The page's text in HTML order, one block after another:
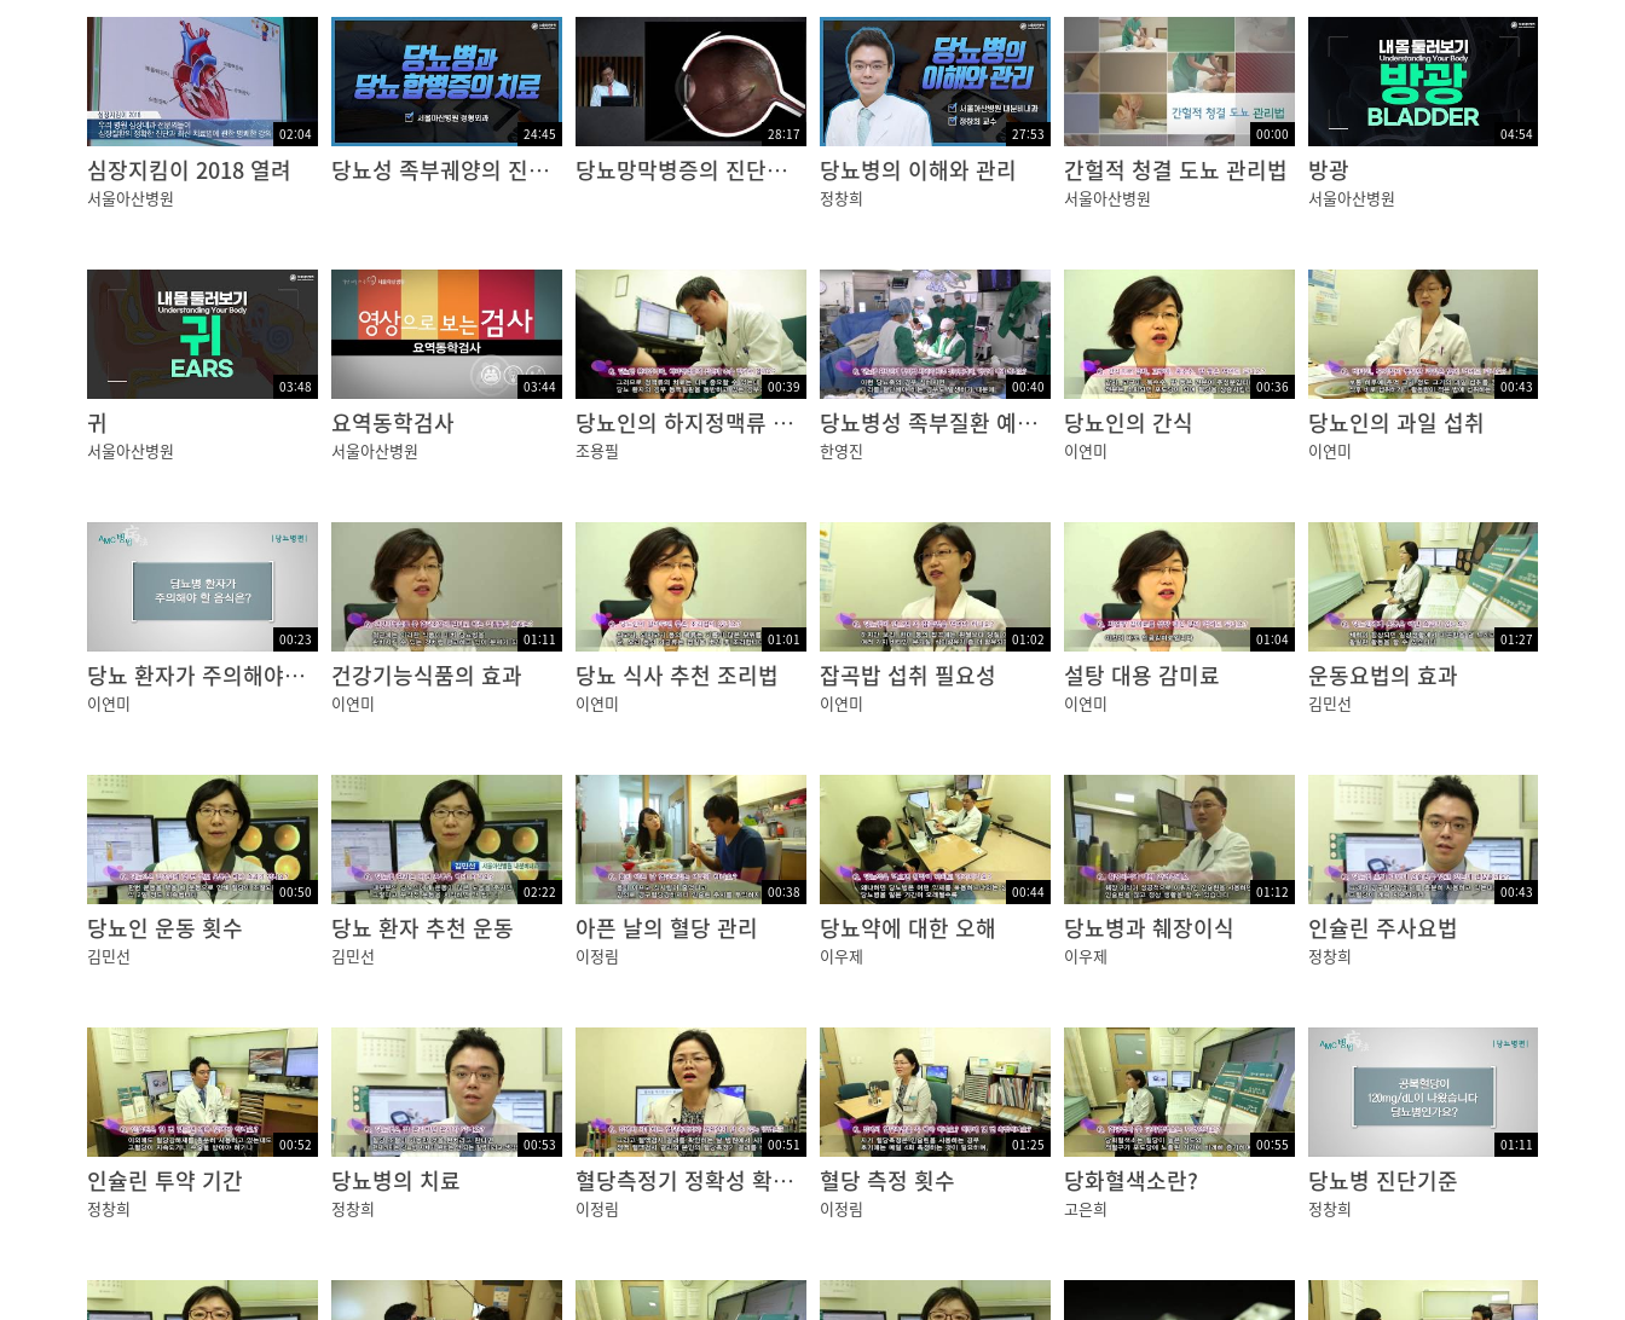
중추신경계는
뇌와 척수로 구성돼 있으며
우리 몸의 여러 감각기관에서 받아들인 신경정보를 모아
통합하고 조정하는 중앙처리장치로 볼 수 있습니다.
말초신경계는
볼 수 있습니다.
말초신경계는 뇌신경과 척수신경으로
구성되어 있고 전신에 뻗어있습니다.
그 중 뇌신경은 뇌에서 갈라져 나온 신경으로
여러 가지 안면 감각과 운동에 작용하고 있습니다.
척수는 매우 중요한 신경 전달 경로로
뇌와 말초신경을 연결해주고
안면과 목의 일부를 제외한 몸 전체를 관장합니다.
긴 막대 모양의 중추 신경으로 척추 뼈에 의해 보호되고 있으며 3겹의 뇌척수막으로 둘러싸여 있습니다.
척수에서 분지되는 척수신경은
총 31쌍으로 이루어져 있고
8쌍의 목신경, 12쌍의 가슴신경. 5쌍의 허리신경,
5쌍의 엉치신경 그리고 1쌍의 꼬리신경이
척수신경을 자세히 살펴보면
등쪽과 배쪽으로 나누어볼 수 있는데
등쪽은 말초에서 수집된 정보를 뇌로 전달하고,
배쪽은 뇌로부터의 정보를 말초로 전달합니다.
02:04
심장지킴이 2018 열려
서울아산병원
24:45
당뇨성 족부궤양의 진단과 치료
28:17
당뇨망막병증의 진단과 치료
27:53
당뇨병의 이해와 관리
정창희
00:00
간헐적 청결 도뇨 관리법
서울아산병원
04:54
방광
서울아산병원
03:48
귀
서울아산병원
03:44
요역동학검사
서울아산병원
00:39
당뇨인의 하지정맥류 수술
조용필
00:40
당뇨병성 족부질환 예방법
한영진
00:36
당뇨인의 간식
이연미
00:43
당뇨인의 과일 섭취
이연미
00:23
당뇨 환자가 주의해야할 음식
이연미
01:11
건강기능식품의 효과
이연미
01:01
당뇨 식사 추천 조리법
이연미
01:02
잡곡밥 섭취 필요성
이연미
01:04
설탕 대용 감미료
이연미
01:27
운동요법의 효과
김민선
00:50
당뇨인 운동 횟수
김민선
02:22
당뇨 환자 추천 운동
김민선
00:38
아픈 날의 혈당 관리
이정림
00:44
당뇨약에 대한 오해
이우제
01:12
당뇨병과 췌장이식
이우제
00:43
인슐린 주사요법
정창희
00:52
인슐린 투약 기간
정창희
00:53
당뇨병의 치료
정창희
00:51
혈당측정기 정확성 확인법
이정림
01:25
혈당 측정 횟수
이정림
00:55
당화혈색소란?
고은희
01:11
당뇨병 진단기준
정창희